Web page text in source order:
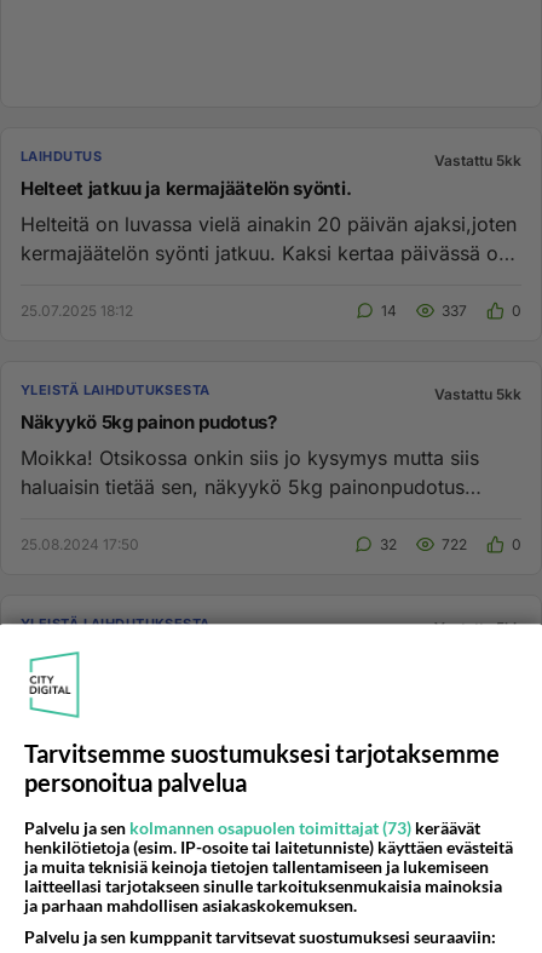
LAIHDUTUS Vastattu 5kk
Helteet jatkuu ja kermajäätelön syönti.
Helteitä on luvassa vielä ainakin 20 päivän ajaksi,joten
kermajäätelön syönti jatkuu. Kaksi kertaa päivässä on
25.07.2025 18:12 14 337 0
YLEISTÄ LAIHDUTUKSESTA Vastattu 5kk
Näkyykö 5kg painon pudotus?
Moikka! Otsikossa onkin siis jo kysymys mutta siis
haluaisin tietää sen, näkyykö 5kg painonpudotus
25.08.2024 17:50 32 722 0
YLEISTÄ LAIHDUTUKSESTA Vastattu 5kk
Vaikkei kaloreita kannata räknätäkään ...
niin näkyy ne silti Sport Tracker -apissa. Se mittaa
painon mukaan kalorien kulutuksen, se ottaako
korkeusvaihtelut jot...
26.10.2024 14:24
YLEISTÄ LAIHDUTUKSESTA Vastattu 5kk
Mistä löytyy kalorilaskuri ja ilmainen ruokapäiväkirja?
Olen yrittänyt etsiä ja löysinkin kerran, mutta en
Tarvitsemme suostumuksesi tarjotaksemme
personoitua palvelua
Palvelu ja sen kolmannen osapuolen toimittajat (73) keräävät
henkilötietoja (esim. IP-osoite tai laitetunniste) käyttäen evästeitä
ja muita teknisiä keinoja tietojen tallentamiseen ja lukemiseen
laitteellasi tarjotakseen sinulle tarkoituksenmukaisia mainoksia
ja parhaan mahdollisen asiakaskokemuksen.
Palvelu ja sen kumppanit tarvitsevat suostumuksesi seuraaviin: